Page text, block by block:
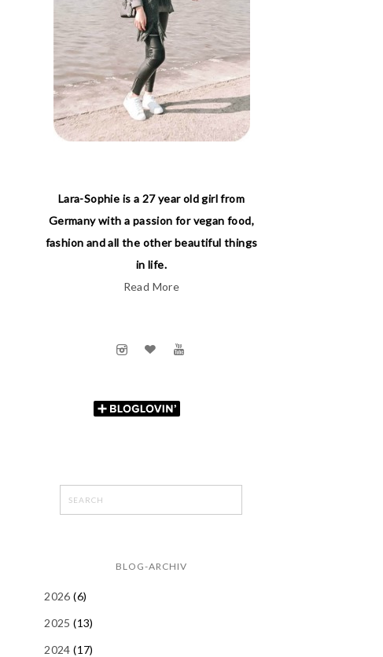
Lara-Sophie is a 27 year old girl from
Germany with a passion for vegan food,
fashion and all the other beautiful things
in life.
Read More
BLOG-ARCHIV
2026(6)
2025(13)
2024(17)